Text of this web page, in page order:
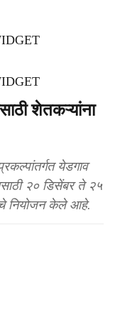
शेतकऱ्यांना
येडगाव
२० डिसेंबर ते २५
नियोजन केले आहे.